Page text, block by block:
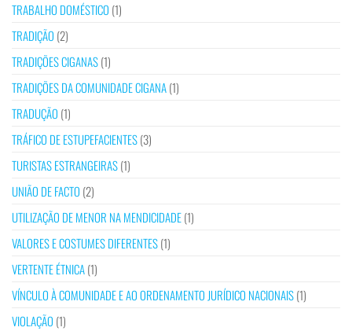
TRABALHO DOMÉSTICO (1)
TRADIÇÃO (2)
TRADIÇÕES CIGANAS(1)
TRADIÇÕES DA COMUNIDADE CIGANA(1)
TRADUÇÃO (1)
TRÁFICO DE ESTUPEFACIENTES(3)
TURISTAS ESTRANGEIRAS(1)
UNIÃO DE FACTO (2)
UTILIZAÇÃO DE MENOR NA MENDICIDADE(1)
VALORES E COSTUMES DIFERENTES(1)
VERTENTE ÉTNICA(1)
VÍNCULO À COMUNIDADE E AO ORDENAMENTO JURÍDICO NACIONAIS(1)
VIOLAÇÃO (1)